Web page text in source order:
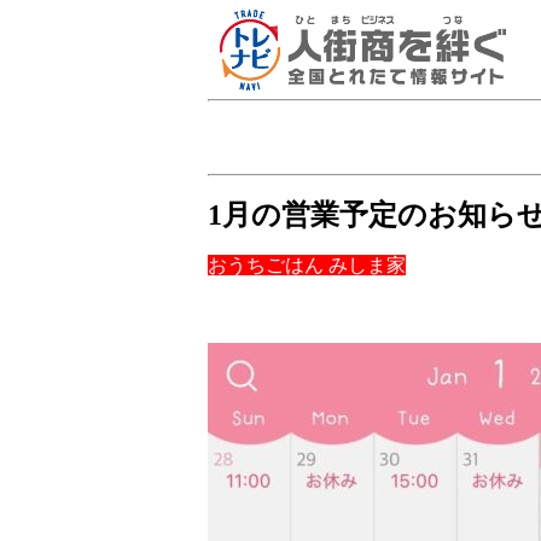
1月の営業予定のお知ら
おうちごはん みしま家